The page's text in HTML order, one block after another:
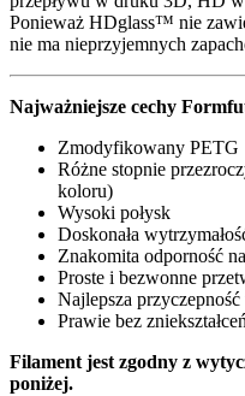
Ponieważ HDglass™ nie
nie ma nieprzyjemnych
Najważniejsze cechy
Zmodyfikowany PETG
Różne stopnie
koloru)
Wysoki połysk
Doskonała
Znakomita odporność
Proste i bezwonne
Najlepsza
Prawie bez zniekształceń
Filament jest zgodny z
poniżej.